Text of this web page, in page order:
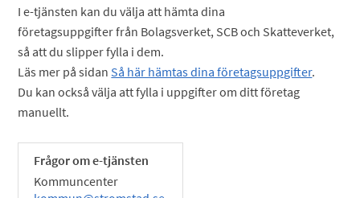
I e-tjänsten kan du välja att hämta dina
företagsuppgifter från Bolagsverket, SCB och Skatteverket,
så att du slipper fylla i dem.
Läs mer på sidan Så här hämtas dina företagsuppgifter.
Du kan också välja att fylla i uppgifter om ditt företag
manuellt.
Frågor om e-tjänsten
Kommuncenter